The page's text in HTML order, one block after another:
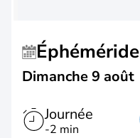
Éphéméride
Dimanche 9 août
Journée
-2 min